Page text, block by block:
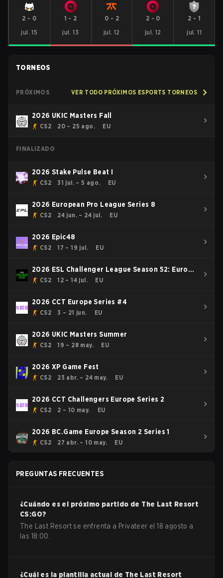
2 - 0
jul. 15
1 - 2
jul. 13
0 - 2
jul. 12
2 - 0
jul. 12
2 - 1
jul. 11
TORNEOS
PRÓXIMOS VER TODO PRÓXIMOS ESPORTS TORNEOS
2026 UKIC Masters Fall
CS2 20 – 25 ago. EU
FINALIZADO
2026 Stake Pulse Beat I
CS2 31 jul. – 5 ago. EU
2026 European Pro League Series 8
CS2 24 jun. – 24 jul. EU
2026 Epic48
CS2 17 – 19 jul. EU
2026 ESL Challenger League Season 52: Europe
- Cup #1
CS2 12 – 14 jul. EU
2026 CCT Europe Series #4
CS2 3 – 21 jun. EU
2026 UKIC Masters Summer
CS2 19 – 28 may. EU
2026 XP Game Fest
CS2 23 abr. – 24 may. EU
2026 CCT Challengers Europe Series 2
CS2 2 – 10 may. EU
2026 BC.Game Europe Season 2 Series 1
CS2 27 abr. – 10 may. EU
PREGUNTAS FRECUENTES
¿Cuándo es el próximo partido de The Last Resort
CS:GO?
The Last Resort se enfrenta a Privateer el 18 agosto a
las 18:00.
¿Cuál es la plantilla actual de The Last Resort